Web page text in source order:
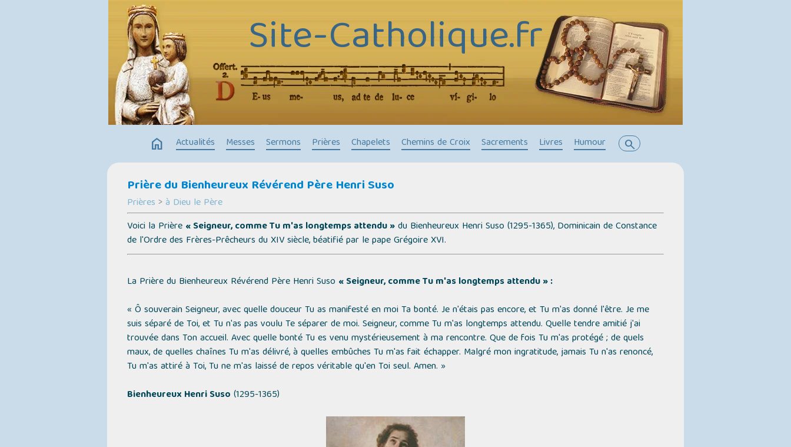
Site-Catholique.fr
home Actualités Messes Sermons Prières Chapelets Chemins de Croix Sacrements Livres Humour search
Prière du Bienheureux Révérend Père Henri Suso
Prières > à Dieu le Père
Voici la Prière « Seigneur, comme Tu m'as longtemps attendu »du Bienheureux Henri Suso (1295-1365), Dominicain de Constance
de l'Ordre des Frères-Prêcheurs du XIV siècle, béatifié par le pape Grégoire XVI.
La Prière du Bienheureux Révérend Père Henri Suso « Seigneur, comme Tu m'as longtemps attendu » :
« Ô souverain Seigneur, avec quelle douceur Tu as manifesté en moi Ta bonté. Je n'étais pas encore, et Tu m'as donné l'être. Je me
suis séparé de Toi, et Tu n'as pas voulu Te séparer de moi. Seigneur, comme Tu m'as longtemps attendu. Quelle tendre amitié j'ai
trouvée dans Ton accueil. Avec quelle bonté Tu es venu mystérieusement à ma rencontre. Que de fois Tu m'as protégé ; de quels
maux, de quelles chaînes Tu m'as délivré, à quelles embûches Tu m'as fait échapper. Malgré mon ingratitude, jamais Tu n'as renoncé,
Tu m'as attiré à Toi, Tu ne m'as laissé de repos véritable qu'en Toi seul. Amen. »
Bienheureux Henri Suso (1295-1365)